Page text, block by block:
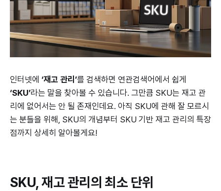
인터넷에 ‘재고 관리’를 검색하면 연관검색어에서 쉽게
‘SKU’라는 말을 찾아볼 수 있습니다. 그만큼 SKU는 재고 관
리에 없어서는 안 될 존재인데요. 아직 SKU에 관해 잘 모르시
는 분들을 위해, SKU의 개념부터 SKU 기반 재고 관리의 특장
점까지 상세히 알아볼게요!
SKU, 재고 관리의 최소 단위